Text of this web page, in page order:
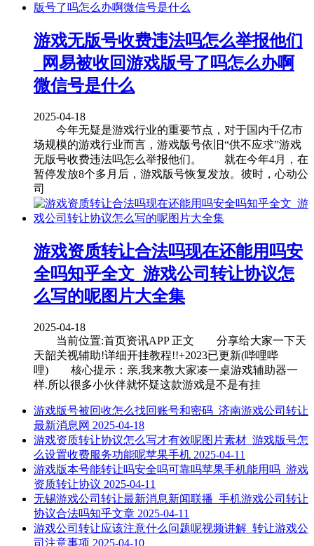
游戏无版号收费违法吗怎么举报他们
_网易被收回游戏版号了吗怎么办啊
微信号是什么
2025-04-18
今年无疑是游戏行业的重要节点，对于国内千亿市
场规模的游戏行业而言，游戏版号依旧“供不应求”游戏
无版号收费违法吗怎么举报他们。 就在今年4月，在
暂停发放8个多月后，游戏版号恢复发放。彼时，心动公
司
游戏资质转让合法吗现在还能用吗安
全吗知乎全文_游戏公司转让协议怎
么写的呢图片大全集
2025-04-18
当前位置:首页资讯APP 正文 分享给大家一下天
天韶关视辅助!详细开挂教程!!+2023已更新(哔哩哔
哩) 核心提示：亲,我来教大家凑一桌游戏辅助器一
样.所以很多小伙伴就怀疑这款游戏是不是有挂
游戏版号被回收怎么找回账号和密码_济南游戏公司转让
最新消息网 2025-04-18
游戏资质转让协议怎么写才有效呢图片素材_游戏版号怎
么设置收费服务功能呢苹果手机 2025-04-11
游戏版本号能转让吗安全吗可靠吗苹果手机能用吗_游戏
资质转让协议 2025-04-11
无锡游戏公司转让最新消息新闻联播_手机游戏公司转让
协议合法吗知乎文章 2025-04-11
游戏公司转让应该注意什么问题呢视频讲解_转让游戏公
司注意事项 2025-04-10